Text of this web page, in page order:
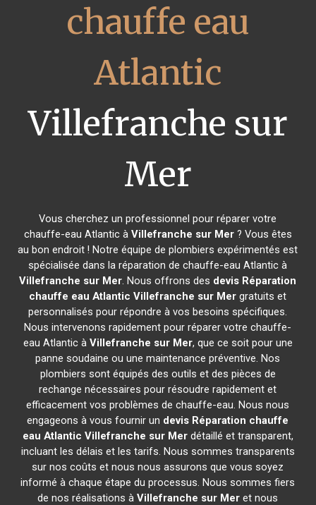
chauffe eau
Atlantic
Villefranche sur
Mer
Vous cherchez un professionnel pour réparer votre
chauffe-eau Atlantic à Villefranche sur Mer? Vous êtes
au bon endroit ! Notre équipe de plombiers expérimentés est
spécialisée dans la réparation de chauffe-eau Atlantic à
Villefranche sur Mer. Nous offrons des devis Réparation
chauffe eau Atlantic Villefranche sur Mer gratuits et
personnalisés pour répondre à vos besoins spécifiques.
Nous intervenons rapidement pour réparer votre chauffe-
eau Atlantic à Villefranche sur Mer, que ce soit pour une
panne soudaine ou une maintenance préventive. Nos
plombiers sont équipés des outils et des pièces de
rechange nécessaires pour résoudre rapidement et
efficacement vos problèmes de chauffe-eau. Nous nous
engageons à vous fournir un devis Réparation chauffe
eau Atlantic Villefranche sur Merdétaillé et transparent,
incluant les délais et les tarifs. Nous sommes transparents
sur nos coûts et nous nous assurons que vous soyez
informé à chaque étape du processus. Nous sommes fiers
de nos réalisations àVillefranche sur Mer et nous